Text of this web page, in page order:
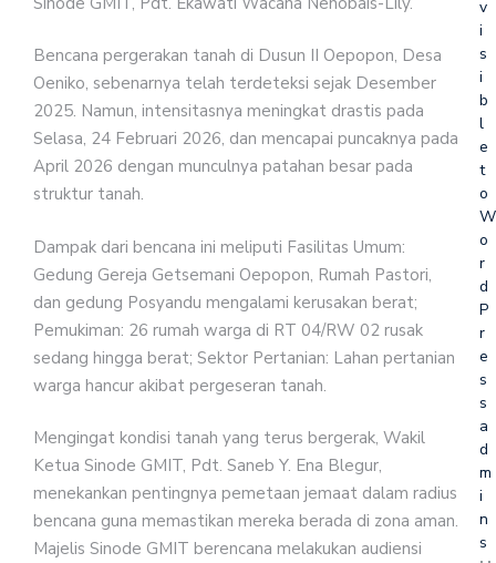
Bencana pergerakan tanah di Dusun II Oepopon, Desa
Oeniko, sebenarnya telah terdeteksi sejak Desember
2025. Namun, intensitasnya meningkat drastis pada
Selasa, 24 Februari 2026, dan mencapai puncaknya pada
April 2026 dengan munculnya patahan besar pada
struktur tanah.
Dampak dari bencana ini meliputi Fasilitas Umum:
Gedung Gereja Getsemani Oepopon, Rumah Pastori,
dan gedung Posyandu mengalami kerusakan berat;
Pemukiman: 26 rumah warga di RT 04/RW 02 rusak
sedang hingga berat; Sektor Pertanian: Lahan pertanian
warga hancur akibat pergeseran tanah.
Mengingat kondisi tanah yang terus bergerak, Wakil
Ketua Sinode GMIT, Pdt. Saneb Y. Ena Blegur,
menekankan pentingnya pemetaan jemaat dalam radius
bencana guna memastikan mereka berada di zona aman.
Majelis Sinode GMIT berencana melakukan audiensi
v
i
s
i
b
l
e
t
o
W
o
r
d
P
r
e
s
s
a
d
m
i
n
s